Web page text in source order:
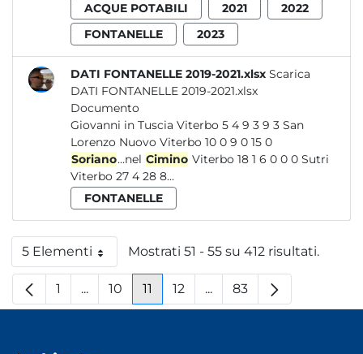
ACQUE POTABILI
2021
2022
FONTANELLE
2023
DATI FONTANELLE 2019-2021.xlsx Scarica
DATI FONTANELLE 2019-2021.xlsx
Documento
Giovanni in Tuscia Viterbo 5 4 9 3 9 3 San
Lorenzo Nuovo Viterbo 10 0 9 0 15 0
Soriano...nel Cimino Viterbo 18 1 6 0 0 0 Sutri
Viterbo 27 4 28 8...
FONTANELLE
5 ElementiPer paginaMostrati 51 - 55 su 412 risultati.
Pagina
1 ...Pagine intermedie
Pagina
10 Pagina
11 Pagina
12 ...Pagine intermedie
Pagina
83